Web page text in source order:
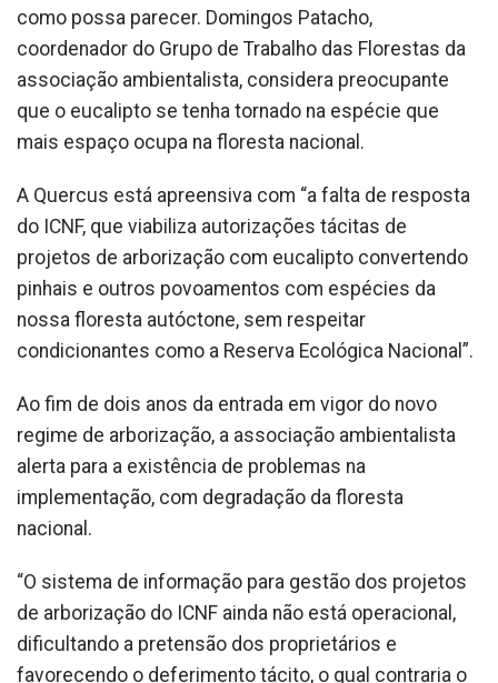
como possa parecer. Domingos Patacho,
coordenador do Grupo de Trabalho das Florestas da
associação ambientalista, considera preocupante
que o eucalipto se tenha tornado na espécie que
mais espaço ocupa na floresta nacional.
A Quercus está apreensiva com “a falta de resposta
do ICNF, que viabiliza autorizações tácitas de
projetos de arborização com eucalipto convertendo
pinhais e outros povoamentos com espécies da
nossa floresta autóctone, sem respeitar
condicionantes como a Reserva Ecológica Nacional”.
Ao fim de dois anos da entrada em vigor do novo
regime de arborização, a associação ambientalista
alerta para a existência de problemas na
implementação, com degradação da floresta
nacional.
“O sistema de informação para gestão dos projetos
de arborização do ICNF ainda não está operacional,
dificultando a pretensão dos proprietários e
favorecendo o deferimento tácito, o qual contraria o